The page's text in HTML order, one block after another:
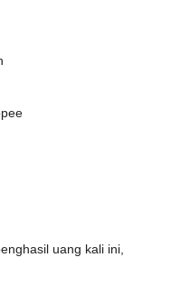
uang kali ini,